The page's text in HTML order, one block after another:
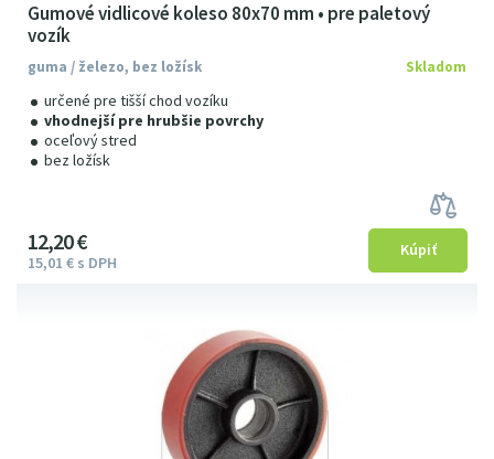
Gumové vidlicové koleso 80x70 mm • pre paletový
vozík
guma / železo, bez ložísk
určené pre tišší chod vozíku
vhodnejší pre hrubšie povrchy
oceľový stred
bez ložísk
Skladom
12 20€
15 01 € s DPH